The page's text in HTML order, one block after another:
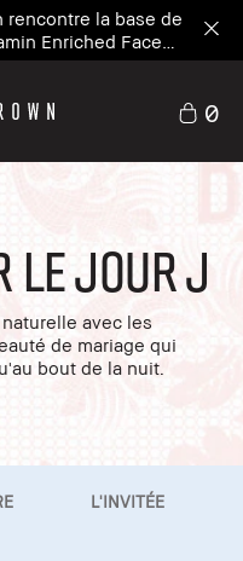
rencontre la base de
Enriched Face
0
LE JOUR J
avec les
de mariage qui
bout de la nuit.
L'INVITÉE